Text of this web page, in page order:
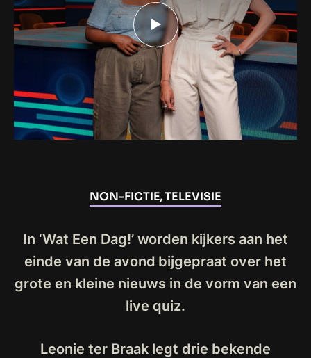
NON-FICTIE, TELEVISIE
In ‘Wat Een Dag!’ worden kijkers aan het
einde van de avond bijgepraat over het
grote en kleine nieuws in de vorm van een
live quiz.
Leonie ter Braak legt drie bekende